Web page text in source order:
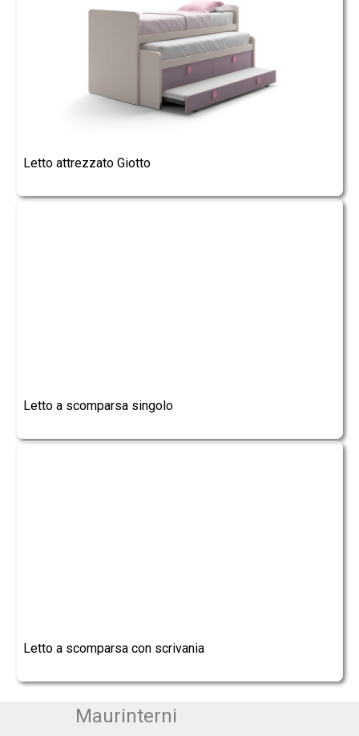
Letto attrezzato Giotto
Letto a scomparsa singolo
Letto a scomparsa con scrivania
Maurinterni